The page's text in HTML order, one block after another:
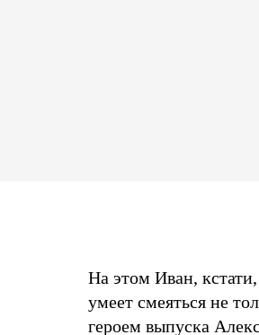
На этом Иван, кстати,
умеет смеяться не
героем выпуска